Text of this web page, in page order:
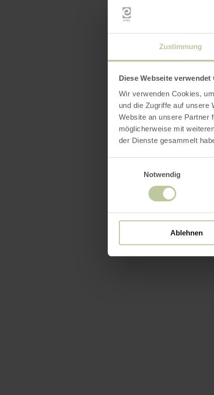
Zustimmung
Diese Webseite verwendet
Wir verwenden Cookies,
und die Zugriffe auf unsere
Website an unsere Partner
möglicherweise mit
der Dienste gesammelt
Notwendig
Ablehnen